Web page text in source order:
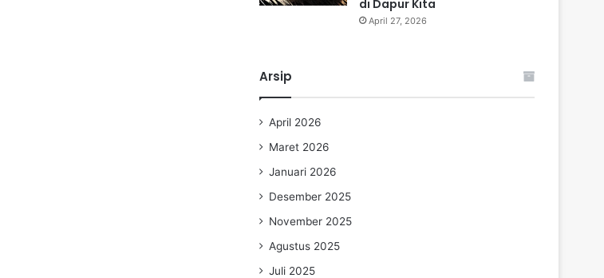
di Dapur Kita
April 27, 2026
Arsip
April 2026
Maret 2026
Januari 2026
Desember 2025
November 2025
Agustus 2025
Juli 2025